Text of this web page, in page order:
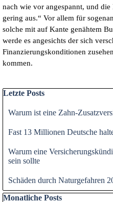
nach wie vor angespannt, und
gering aus.“ Vor allem für
solche mit auf Kante genähtem
werde es angesichts der sich
Finanzierungskonditionen
kommen.
Block überspringen Letzte Posts
Letzte Posts
Warum ist eine Zahn-
Fast 13 Millionen Deutsche
Warum eine
sein sollte
Schäden durch Naturgefahren
Block überspringen Monatliche
Monatliche Posts